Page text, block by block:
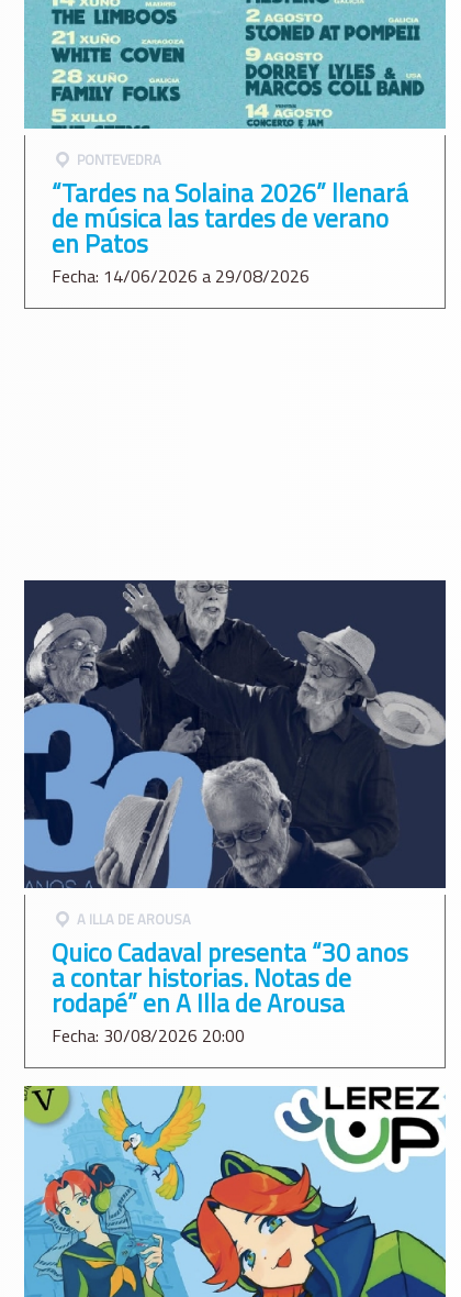
PONTEVEDRA
“Tardes na Solaina 2026” llenará
de música las tardes de verano
en Patos
Fecha: 14/06/2026 a 29/08/2026
A ILLA DE AROUSA
Quico Cadaval presenta “30 anos
a contar historias. Notas de
rodapé” en A Illa de Arousa
Fecha: 30/08/2026 20:00